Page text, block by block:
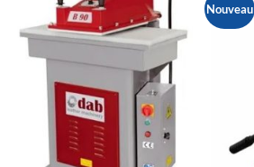
Nouveau